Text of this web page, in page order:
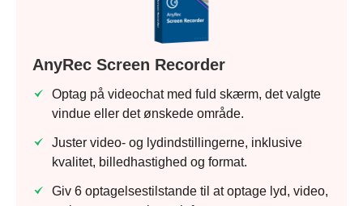
AnyRec Screen Recorder
Optag på videochat med fuld skærm, det valgte
vindue eller det ønskede område.
Juster video- og lydindstillingerne, inklusive
kvalitet, billedhastighed og format.
Giv 6 optagelsestilstande til at optage lyd, video,